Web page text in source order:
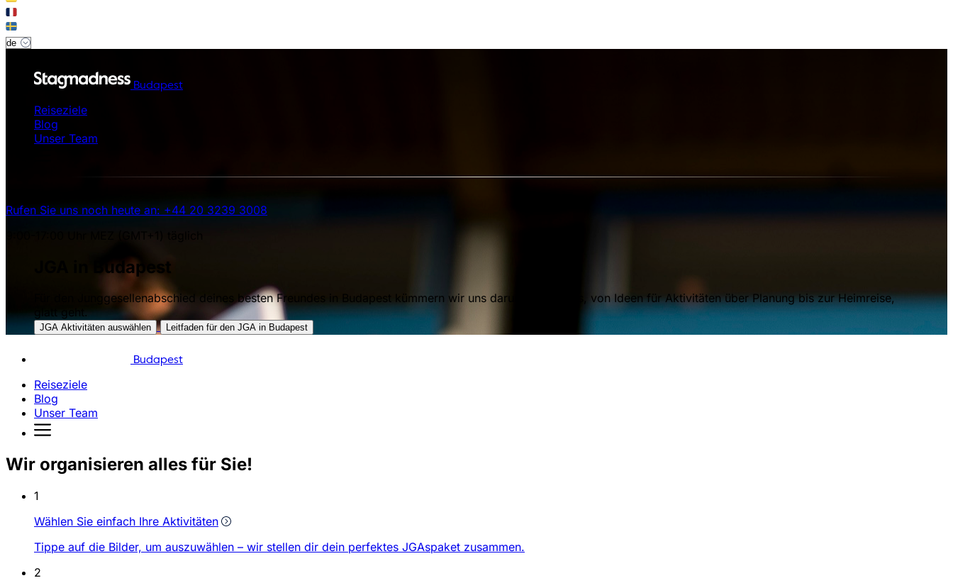
Budapest
Reiseziele
Blog
Unser Team
Rufen Sie uns noch heute an: +44 20 3239 3008
JGA in Budapest
Für den Junggesellenabschied deines besten Freundes in Budapest kümmern wir uns darum, dass alles, von Ideen für Aktivitäten über Planung bis zur Heimreise,
glatt geht.
JGA Aktivitäten auswählen Leitfaden für den JGA in Budapest
Budapest
Reiseziele
Blog
Unser Team
Wir organisieren alles für Sie!
1
Wählen Sie einfach Ihre Aktivitäten
Tippe auf die Bilder, um auszuwählen – wir stellen dir dein perfektes JGAspaket zusammen.
2